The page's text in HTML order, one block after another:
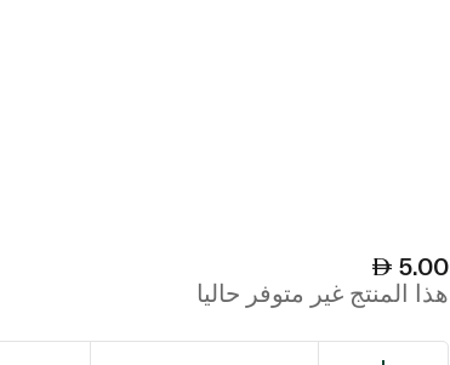
5.00
هذا المنتج غير متوفر حاليا